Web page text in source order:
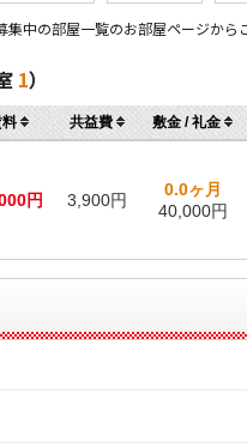
中の部屋一覧のお部屋ページから
1）
共益費 敷金 / 礼金
円 3,900円
0.0ヶ月
40,000円